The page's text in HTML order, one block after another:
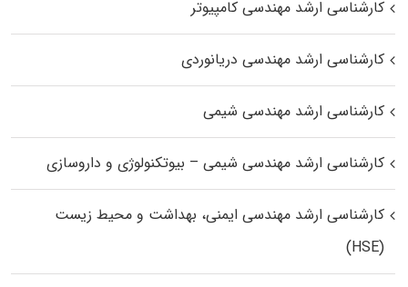
کارشناسی ارشد مهندسی کامپیوتر
کارشناسی ارشد مهندسی دریانوردی
کارشناسی ارشد مهندسی شیمی
کارشناسی ارشد مهندسی شیمی – بیوتکنولوژی و داروسازی
کارشناسی ارشد مهندسی ایمنی، بهداشت و محیط زیست
(HSE)